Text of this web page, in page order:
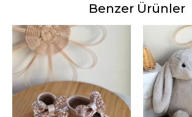
Benzer Ürünler